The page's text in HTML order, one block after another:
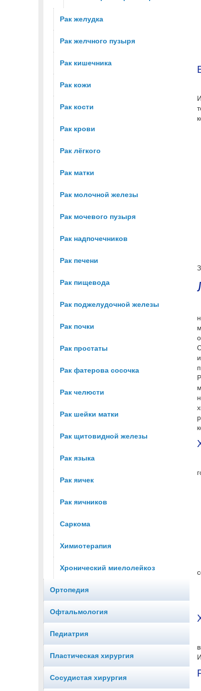
Рак желудка
Рак желчного пузыря
Рак кишечника
Рак кожи
Рак кости
Рак крови
Рак лёгкого
Рак матки
Рак молочной железы
Рак мочевого пузыря
Рак надпочечников
Рак печени
Рак пищевода
Рак поджелудочной железы
Рак почки
Рак простаты
Рак фатерова сосочка
Рак челюсти
Рак шейки матки
Рак щитовидной железы
Рак языка
Рак яичек
Рак яичников
Саркома
Химиотерапия
Хронический миелолейкоз
Ортопедия
Офтальмология
Педиатрия
Пластическая хирургия
Сосудистая хирургия